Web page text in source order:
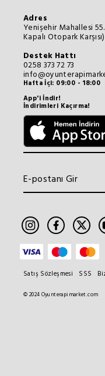
Adres
Yenişehir Mahallesi
Kapalı Otopark
Destek Hattı
0258 373 72 73
Hafta İçi: 09:00 - 18:00
App'i İndir!
İndirimleri Kaçırma!
© 2024 Oyunterapimarket.com
Satış Sözleşmesi SSS